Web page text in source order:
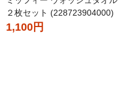
２枚セット (228723904000)
1,100円